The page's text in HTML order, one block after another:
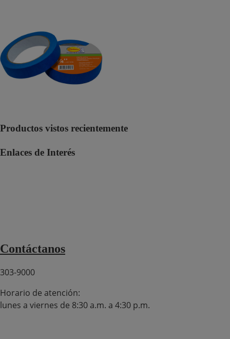
Productos vistos recientemente
Enlaces de Interés
Contáctanos
303-9000
Horario de atención:
lunes a viernes de 8:30 a.m. a 4:30 p.m.